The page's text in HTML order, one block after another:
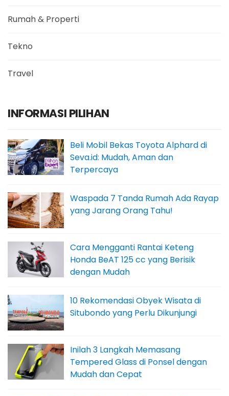
Rumah & Properti
Tekno
Travel
INFORMASI PILIHAN
Beli Mobil Bekas Toyota Alphard di
Seva.id: Mudah, Aman dan
Terpercaya
Waspada 7 Tanda Rumah Ada Rayap
yang Jarang Orang Tahu!
Cara Mengganti Rantai Keteng
Honda BeAT 125 cc yang Berisik
dengan Mudah
10 Rekomendasi Obyek Wisata di
Situbondo yang Perlu Dikunjungi
Inilah 3 Langkah Memasang
Tempered Glass di Ponsel dengan
Mudah dan Cepat